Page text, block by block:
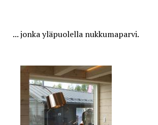
... jonka yläpuolella nukkumaparvi.